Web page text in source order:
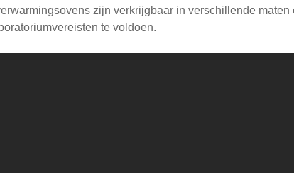
zijn verkrijgbaar in verschillende maten
te voldoen.